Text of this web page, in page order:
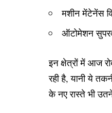
मशीन मेंटेनेंस
ऑटोमेशन
इन क्षेत्रों में आज
रही है, यानी ये
के नए रास्ते भी